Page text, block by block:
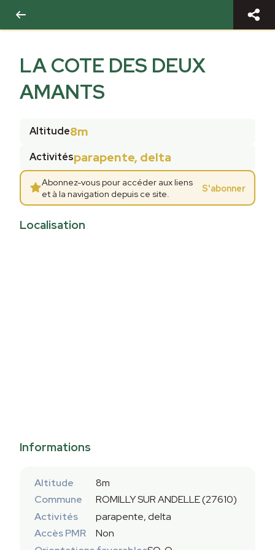
LA COTE DES DEUX
AMANTS
Altitude8m
Activitésparapente, delta
Abonnez-vous pour accéder aux liens
et à la navigation depuis ce site.
S'abonner
Localisation
Informations
Altitude
8m
Commune
ROMILLY SUR ANDELLE (27610)
Activités
parapente, delta
Accès PMR
Non